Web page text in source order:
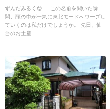
ずんだみるく😊 この名前を聞いた瞬
間、頭の中が一気に東北モードへワープし
ていくのは私だけでしょうか。 先日、仙
台のお土産...